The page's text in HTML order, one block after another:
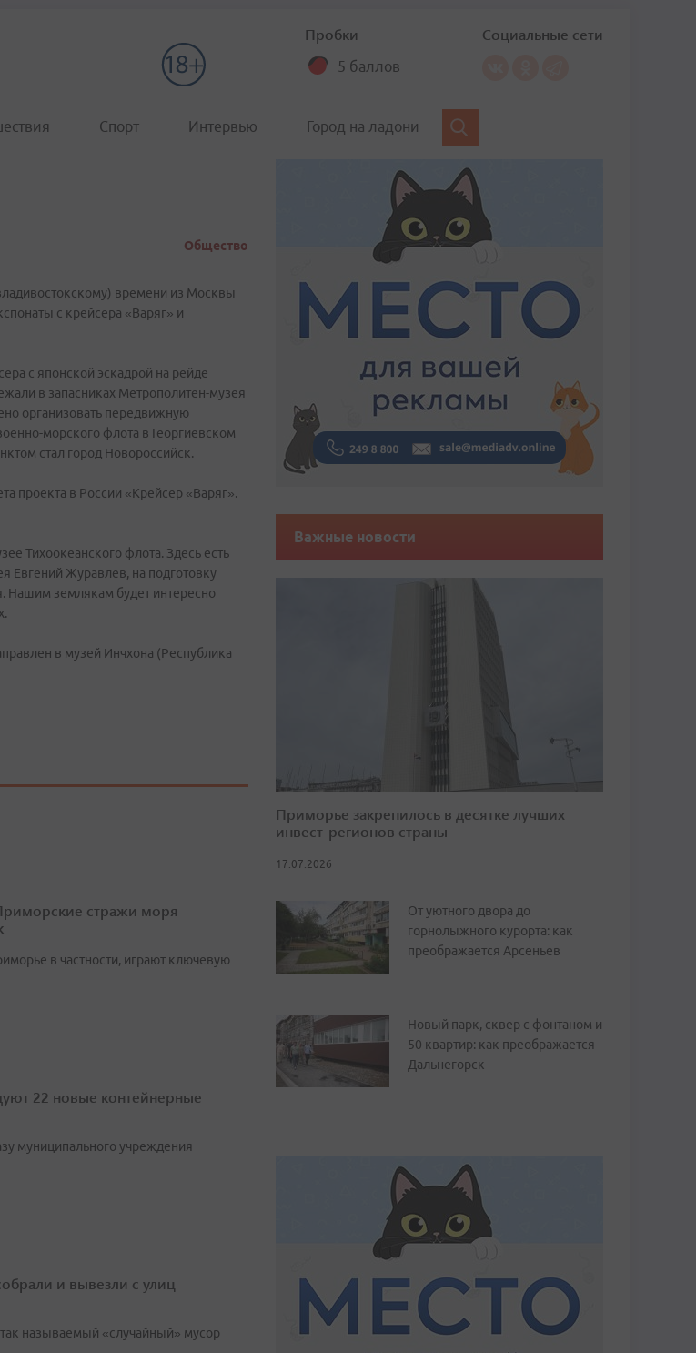
Пробки
5 баллов
Социальные сети
Спорт Интервью Город на ладони
Общество
времени из Москвы
с крейсера «Варяг» и
с японской эскадрой на рейде
в запасниках Метрополитен-музея
организовать передвижную
морского флота в Георгиевском
стал город Новороссийск.
проекта в России «Крейсер «Варяг».
Тихоокеанского флота. Здесь есть
Евгений Журавлев, на подготовку
Нашим землякам будет интересно
в музей Инчхона (Республика
стражи моря
в частности, играют ключевую
22 новые контейнерные
муниципального учреждения
и вывезли с улиц
называемый «случайный» мусор
Важные новости
Приморье закрепилось в десятке лучших
инвест-регионов страны
17.07.2026
От уютного двора до
горнолыжного курорта: как
преображается Арсеньев
Новый парк, сквер с фонтаном и
50 квартир: как преображается
Дальнегорск